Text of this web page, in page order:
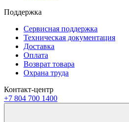
Поддержка
Сервисная поддержка
Техническая документация
Доставка
Оплата
Возврат товара
Охрана труда
Контакт-центр
+7 804 700 1400